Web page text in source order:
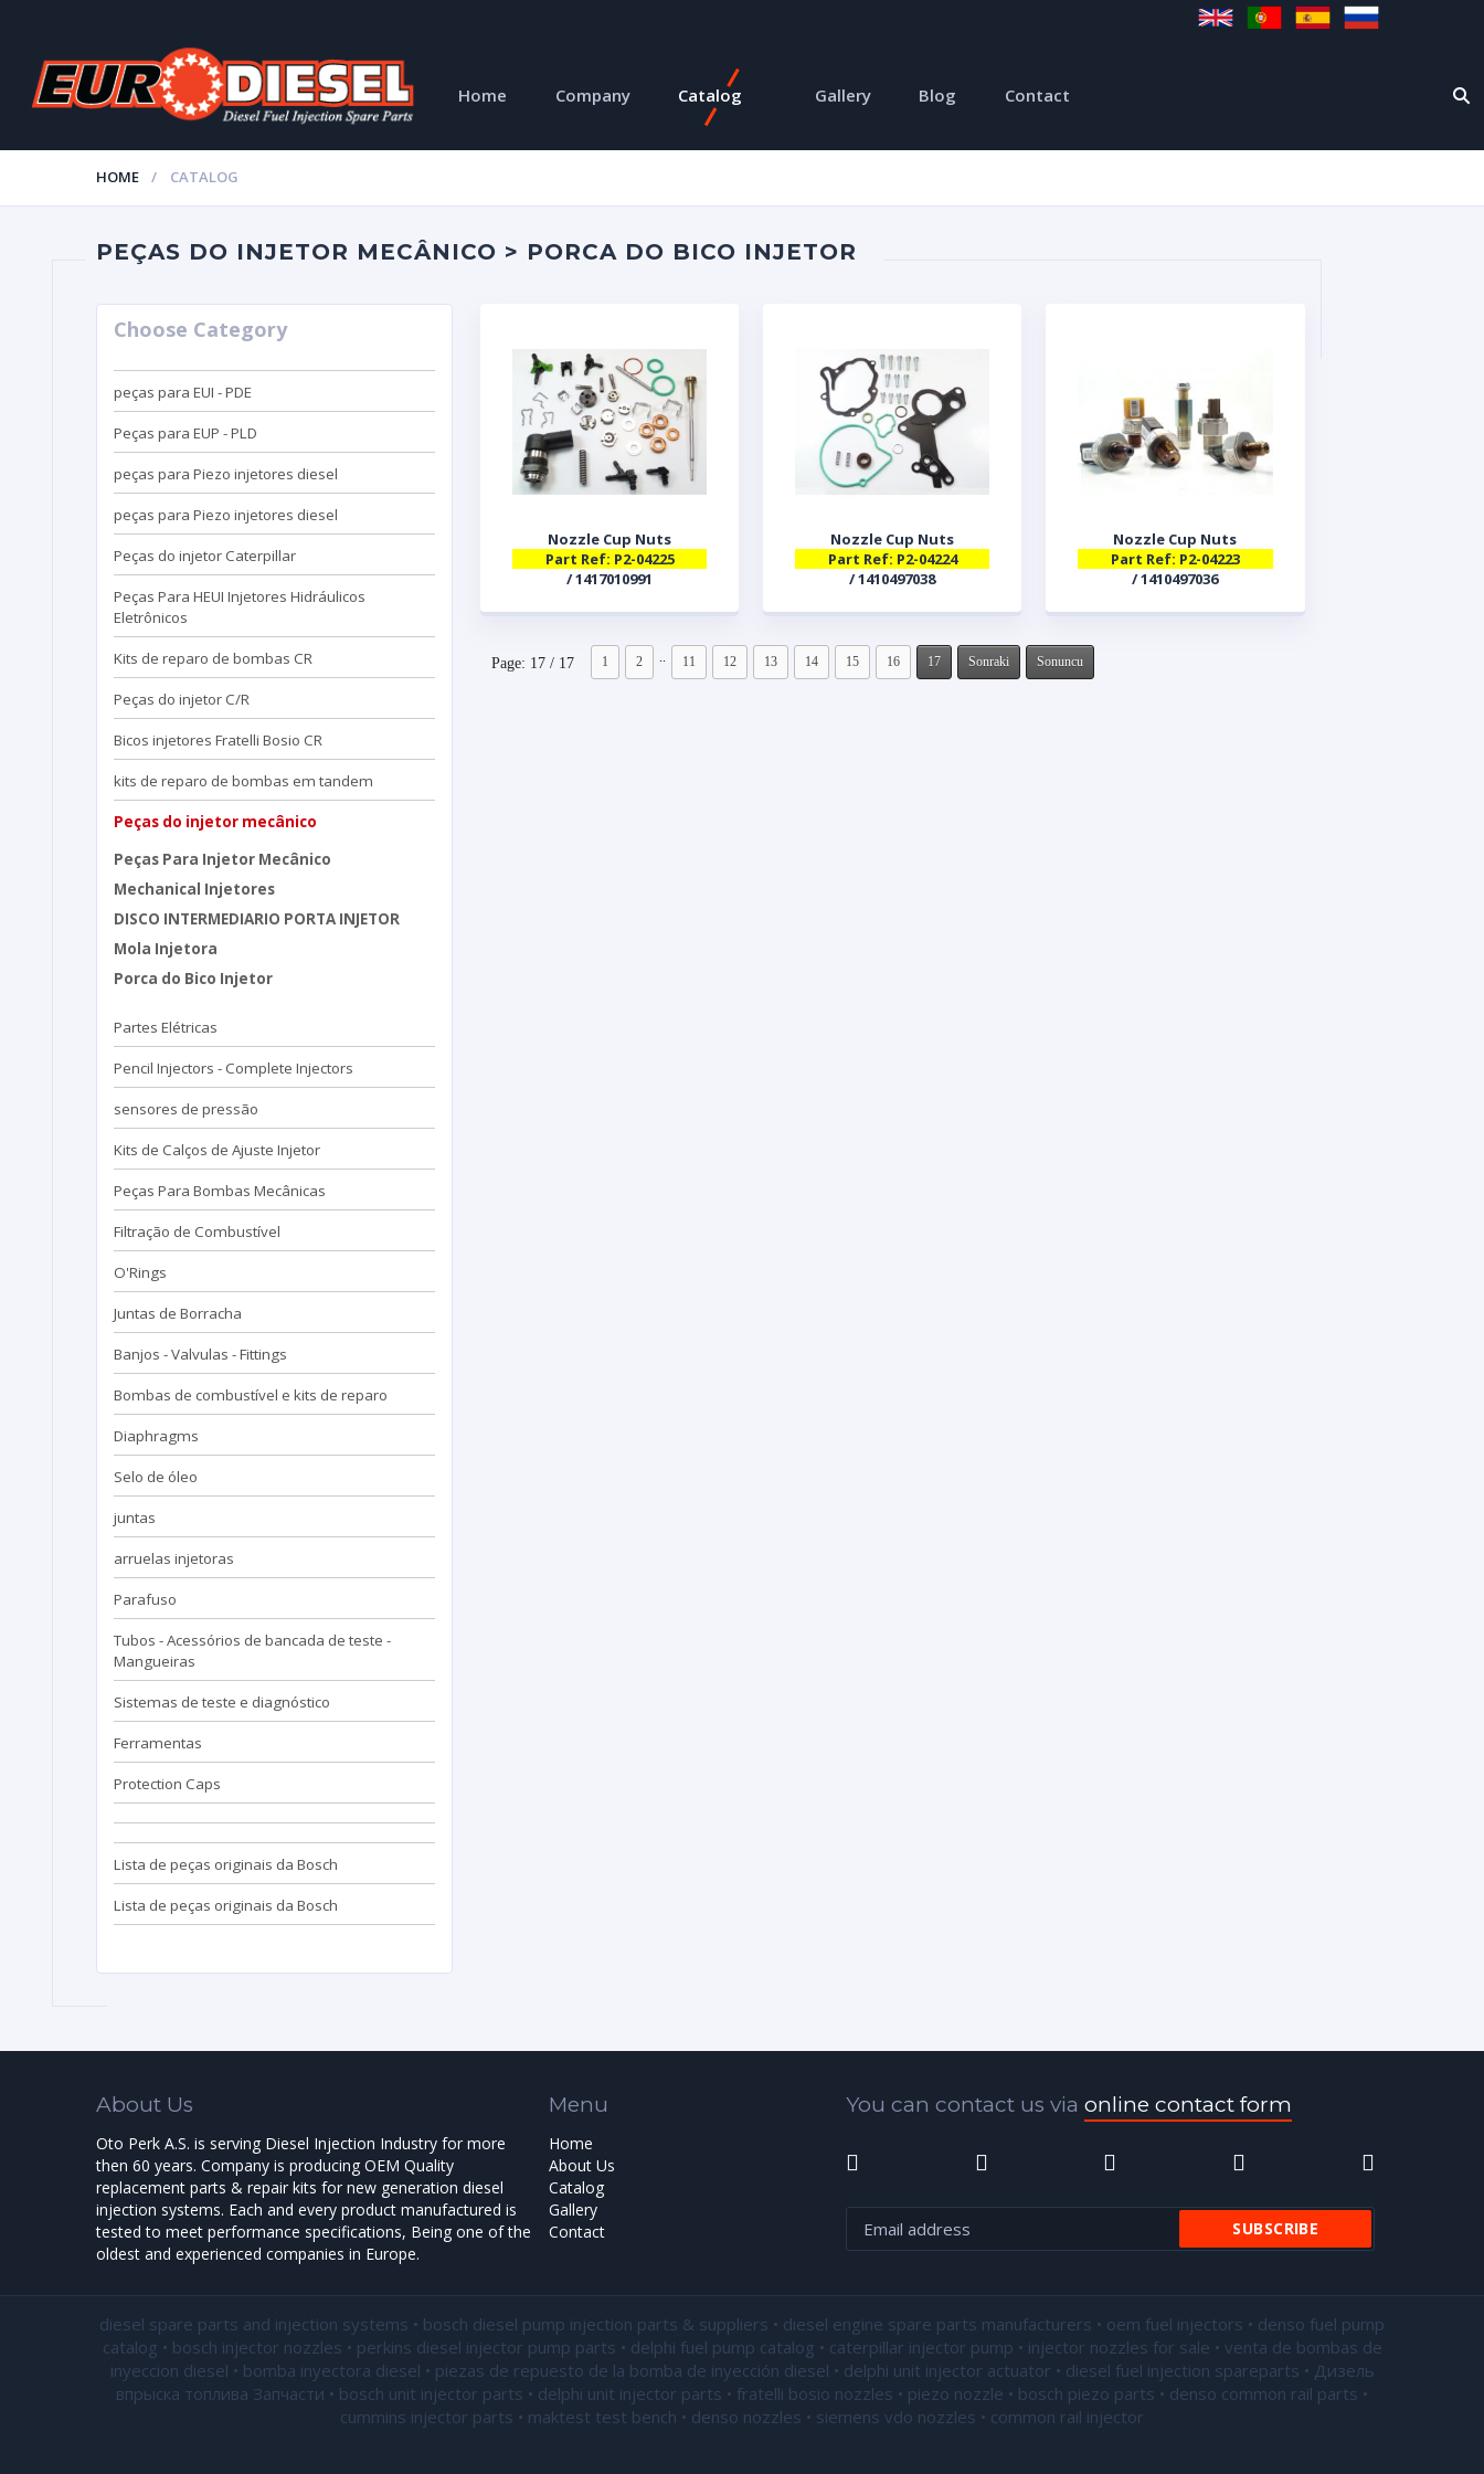
Home Company Catalog Gallery Blog Contact
HOME CATALOG
PEÇAS DO INJETOR MECÂNICO > PORCA DO BICO INJETOR
Choose Category
peças para EUI - PDE
Peças para EUP - PLD
peças para Piezo injetores diesel
peças para Piezo injetores diesel
Peças do injetor Caterpillar
Peças Para HEUI Injetores Hidráulicos
Eletrônicos
Kits de reparo de bombas CR
Peças do injetor C/R
Bicos injetores Fratelli Bosio CR
kits de reparo de bombas em tandem
Peças do injetor mecânico
Peças Para Injetor Mecânico
Mechanical Injetores
DISCO INTERMEDIARIO PORTA INJETOR
Mola Injetora
Porca do Bico Injetor
Partes Elétricas
Pencil Injectors - Complete Injectors
sensores de pressão
Kits de Calços de Ajuste Injetor
Peças Para Bombas Mecânicas
Filtração de Combustível
O'Rings
Juntas de Borracha
Banjos - Valvulas - Fittings
Bombas de combustível e kits de reparo
Diaphragms
Selo de óleo
juntas
arruelas injetoras
Parafuso
Tubos - Acessórios de bancada de teste -
Mangueiras
Sistemas de teste e diagnóstico
Ferramentas
Protection Caps
Lista de peças originais da Bosch
Lista de peças originais da Bosch
Nozzle Cup Nuts
Part Ref: P2-04225
/ 1417010991
Nozzle Cup Nuts
Part Ref: P2-04224
/ 1410497038
Nozzle Cup Nuts
Part Ref: P2-04223
/ 1410497036
Page: 17 / 17 1 2 .. 11 12 13 14 15 16 17 Sonraki Sonuncu
About Us
Oto Perk A.S. is serving Diesel Injection Industry for more
then 60 years. Company is producing OEM Quality
replacement parts & repair kits for new generation diesel
injection systems. Each and every product manufactured is
tested to meet performance specifications, Being one of the
oldest and experienced companies in Europe.
Menu
Home
About Us
Catalog
Gallery
Contact
You can contact us via online contact form
diesel spare parts and injection systems • bosch diesel pump injection parts & suppliers • diesel engine spare parts manufacturers • oem fuel injectors • denso fuel pump
catalog • bosch injector nozzles • perkins diesel injector pump parts • delphi fuel pump catalog • caterpillar injector pump • injector nozzles for sale • venta de bombas de
inyeccion diesel • bomba inyectora diesel • piezas de repuesto de la bomba de inyección diesel • delphi unit injector actuator • diesel fuel injection spareparts • Дизель
впрыска топлива Запчасти • bosch unit injector parts • delphi unit injector parts • fratelli bosio nozzles • piezo nozzle • bosch piezo parts • denso common rail parts •
cummins injector parts • maktest test bench • denso nozzles • siemens vdo nozzles • common rail injector